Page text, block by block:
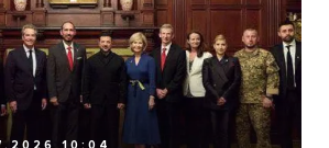
10:04